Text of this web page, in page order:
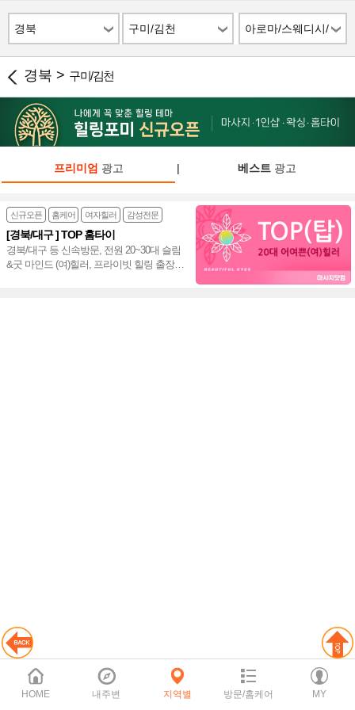
경북 구미/김천
아로마/스웨디시/
스파
경북 > 구미/김천
프리미엄 광고 | 베스트광고
신규오픈 홈케어 여자힐러 감성전문
[경북/대구 ] TOP 홈타이
경북/대구 등 신속방문, 전원 20~30대 슬림
&굿 마인드 (여)힐러, 프라이빗 힐링 출장
HOME 내주변 지역별 방문/홈케어 MY